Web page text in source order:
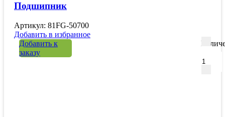
Подшипник
Артикул: 81FG-50700
Добавить в избранное
Добавить к
заказу